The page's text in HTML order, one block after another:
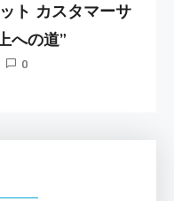
ト カスタマーサ
への道”
0